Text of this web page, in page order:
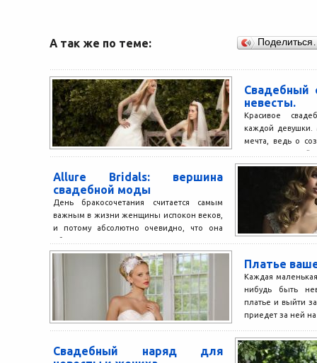
А так же по теме:
Свадебный
невесты.
Красивое
каждой девушки.
мечта, ведь о
рождении детей
Allure Bridals: вершина
свадебной моды
День бракосочетания считается самым
важным в жизни женщины испокон веков,
и потому абсолютно очевидно, что она
обязана выглядеть настоящим
совершенством...
Платье
Каждая
нибудь быть
платье и выйти
приедет за ней
Свадебный наряд для